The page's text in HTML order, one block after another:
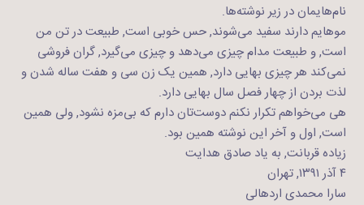
نام‌هایمان در زیر نوشته‌ها.
موهایم دارند سفید می‌شوند, حس خوبی است, طبیعت در تن من
است, و طبیعت مدام چیزی می‌دهد و چیزی می‌گیرد, گران فروشی
نمی‌کند هر چیزی بهایی دارد, همین یک زن سی و هفت ساله شدن و
لذت بردن از چهار فصل سال بهایی دارد.
هی می‌خواهم تکرار نکنم دوست‌تان دارم که بی‌مزه نشود, ولی همین
است, اول و آخر این نوشته همین بود.
زیاده قربانت, به یاد صادق هدایت
۴ آذر ۱۳۹۱, تهران
سارا محمدی اردهالی